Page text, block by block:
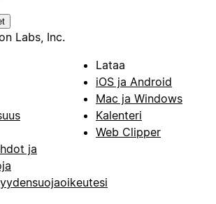
Labs, Inc.
ja
Lataa
iOS ja Android
Mac ja Windows
Kalenteri
Web Clipper